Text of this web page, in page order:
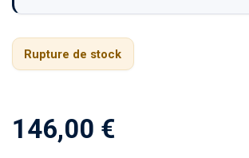
Rupture de stock
146,00 €